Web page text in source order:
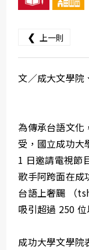
❮ 上一則
文／成大文學院
為傳承台語文化
受，國立成功大
1 日邀請電視節
歌手阿跨面在成
台語上奢颺 （
吸引超過 250
成功大學文學院